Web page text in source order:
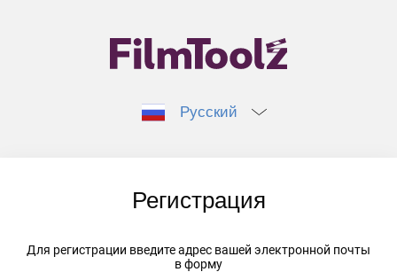
Русский
Регистрация
Для регистрации введите адрес вашей электронной почты
в форму